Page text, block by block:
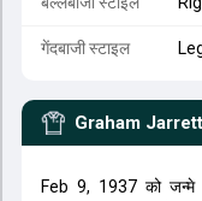
गेंदबाजी स्टाइल
Graham Jarrett
Feb 9, 1937 को